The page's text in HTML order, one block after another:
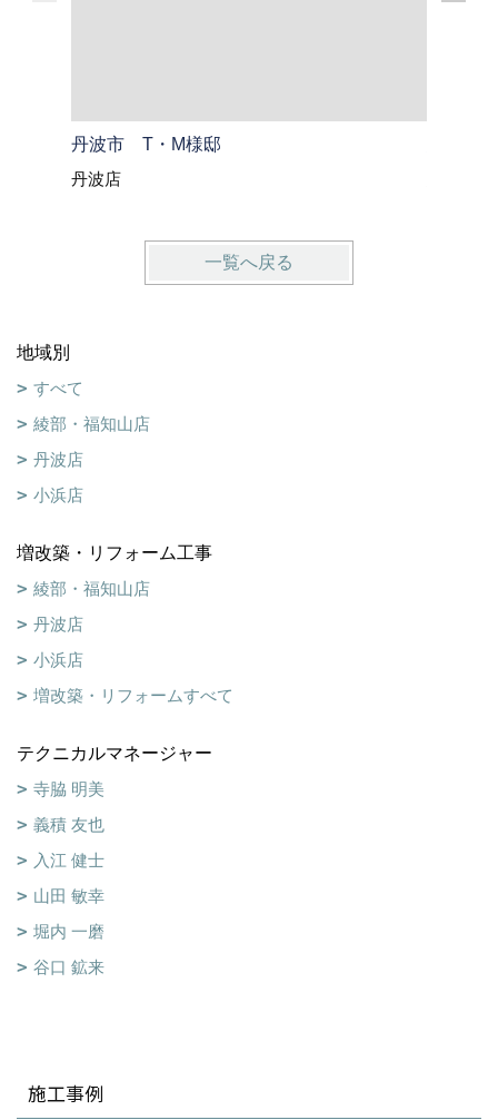
丹波市 T・M様邸
丹波店
一覧へ戻る
地域別
すべて
綾部・福知山店
丹波店
小浜店
増改築・リフォーム工事
綾部・福知山店
丹波店
小浜店
増改築・リフォームすべて
テクニカルマネージャー
寺脇 明美
義積 友也
入江 健士
山田 敏幸
堀内 一磨
谷口 鉱来
施工事例